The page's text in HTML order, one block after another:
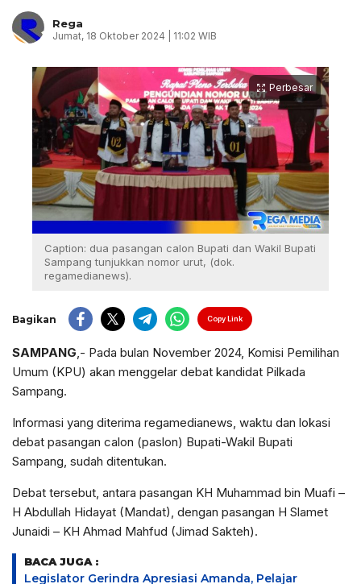
Rega
Jumat, 18 Oktober 2024 | 11:02 WIB
Perbesar
Caption: dua pasangan calon Bupati dan Wakil Bupati
Sampang tunjukkan nomor urut, (dok.
regamedianews).
Bagikan Copy Link
SAMPANG,- Pada bulan November 2024, Komisi Pemilihan
Umum (KPU) akan menggelar debat kandidat Pilkada
Sampang.
Informasi yang diterima regamedianews, waktu dan lokasi
debat pasangan calon (paslon) Bupati-Wakil Bupati
Sampang, sudah ditentukan.
Debat tersebut, antara pasangan KH Muhammad bin Muafi –
H Abdullah Hidayat (Mandat), dengan pasangan H Slamet
Junaidi – KH Ahmad Mahfud (Jimad Sakteh).
BACA JUGA :
Legislator Gerindra Apresiasi Amanda, Pelajar